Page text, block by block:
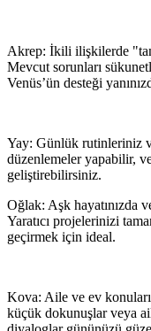
Akrep: İkili ilişkilerde
Mevcut sorunları
Venüs’ün desteği
Yay: Günlük rutinleriniz
düzenlemeler yapabilir,
geliştirebilirsiniz.
Oğlak: Aşk hayatınızda
Yaratıcı projelerinizi
geçirmek için ideal.
Kova: Aile ve ev
küçük dokunuşlar veya